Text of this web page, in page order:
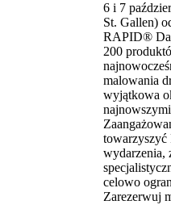
6 i 7
St. Gallen)
RAPID®
200
malowania
wyjątkowa
towarzyszyć
wydarzenia,
celowo
Zarezerwuj